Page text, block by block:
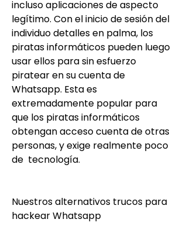
incluso aplicaciones de aspecto
legítimo. Con el inicio de sesión del
individuo detalles en palma, los
piratas informáticos pueden luego
usar ellos para sin esfuerzo
piratear en su cuenta de
Whatsapp. Esta es
extremadamente popular para
que los piratas informáticos
obtengan acceso cuenta de otras
personas, y exige realmente poco
de  tecnología.
Nuestros alternativos trucos para
hackear Whatsapp